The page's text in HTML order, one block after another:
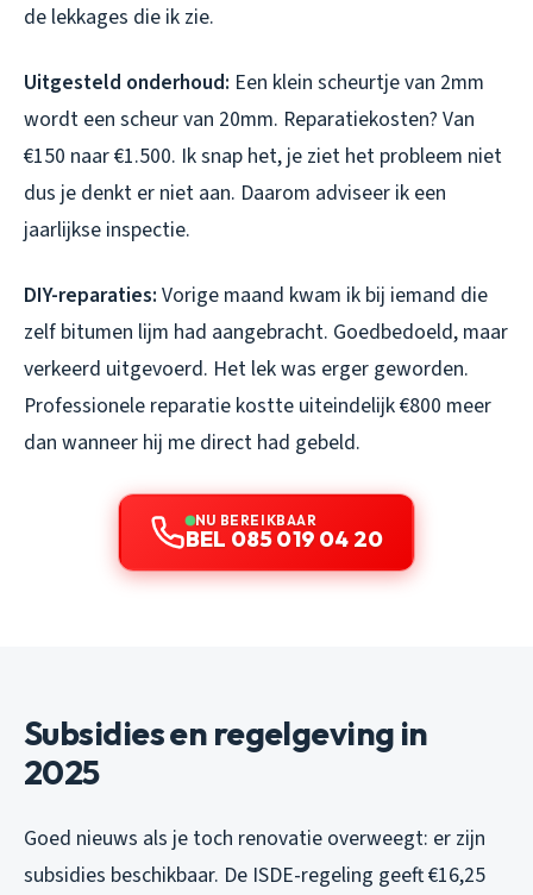
de lekkages die ik zie.
Uitgesteld onderhoud: Een klein scheurtje van 2mm
wordt een scheur van 20mm. Reparatiekosten? Van
€150 naar €1.500. Ik snap het, je ziet het probleem niet
dus je denkt er niet aan. Daarom adviseer ik een
jaarlijkse inspectie.
DIY-reparaties: Vorige maand kwam ik bij iemand die
zelf bitumen lijm had aangebracht. Goedbedoeld, maar
verkeerd uitgevoerd. Het lek was erger geworden.
Professionele reparatie kostte uiteindelijk €800 meer
dan wanneer hij me direct had gebeld.
NU BEREIKBAAR
BEL 085 019 04 20
Subsidies en regelgeving in
2025
Goed nieuws als je toch renovatie overweegt: er zijn
subsidies beschikbaar. De ISDE-regeling geeft €16,25